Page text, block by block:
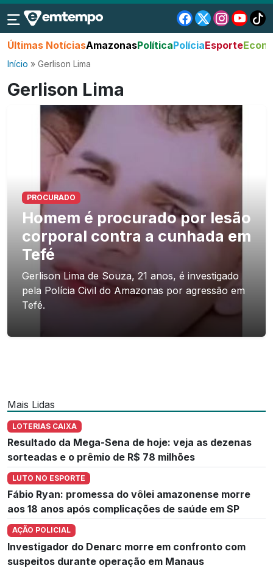
Últimas NotíciasAmazonasPolíticaPolíciaEsporte
Início » Gerlison Lima
Gerlison Lima
PROCURADO
Homem é procurado por lesão
corporal contra a cunhada em
Tefé
Gerlison Lima de Souza, 21 anos, é investigado
pela Polícia Civil do Amazonas por agressão em
Tefé.
Mais Lidas
LOTERIAS CAIXA
Resultado da Mega-Sena de hoje: veja as dezenas
sorteadas e o prêmio de R$ 78 milhões
LUTO NO ESPORTE
Fábio Ryan: promessa do vôlei amazonense morre
aos 18 anos após complicações de saúde em SP
AÇÃO POLICIAL
Investigador do Denarc morre em confronto com
suspeitos durante operação em Manaus